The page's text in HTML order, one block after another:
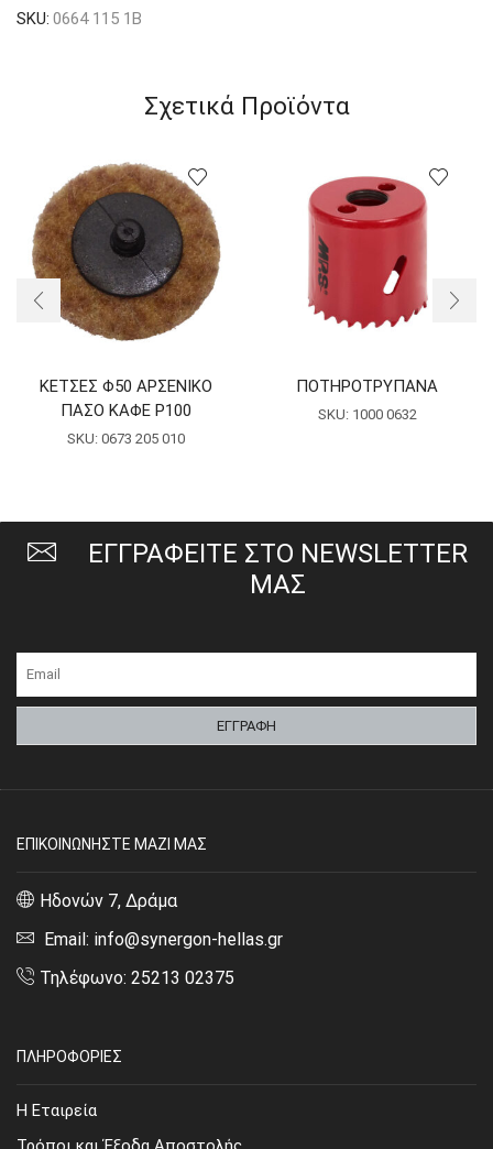
SKU: 0664 115 1B
Σχετικά Προϊόντα
ΚΕΤΣΕΣ Φ50 ΑΡΣΕΝΙΚΟ
ΠΑΣΟ ΚΑΦΕ P100
SKU: 0673 205 010
ΠΟΤΗΡΟΤΡΥΠΑΝΑ
SKU: 1000 0632
ΕΓΓΡΑΦΕΙΤΕ ΣΤΟ NEWSLETTER
ΜΑΣ
ΕΠΙΚΟΙΝΩΝΗΣΤΕ ΜΑΖΙ ΜΑΣ
Ηδονών 7, Δράμα
Email: info@synergon-hellas.gr
Τηλέφωνο: 25213 02375
ΠΛΗΡΟΦΟΡΙΕΣ
Η Εταιρεία